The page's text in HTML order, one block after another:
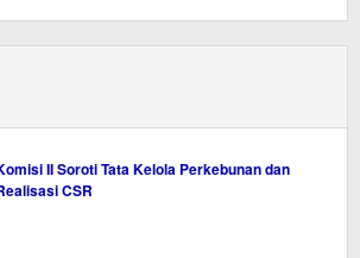
II Soroti Tata Kelola Perkebunan dan
CSR